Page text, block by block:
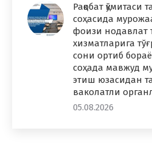
Рақобат
соҳасида
фоизи нодавлат
хизматларига
сони ортиб
соҳада мавжуд
этиш юзасидан
ваколатли
05.08.2026